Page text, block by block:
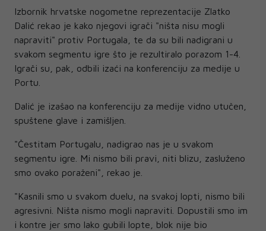
Izbornik hrvatske nogometne reprezentacije Zlatko
Dalić rekao je kako njegovi igrači "ništa nisu mogli
napraviti" protiv Portugala, te da su bili nadigrani u
svakom segmentu igre što je rezultiralo porazom 1-4.
Igrači su, pak, odbili izaći na konferenciju za medije u
Portu.
Dalić je izašao na konferenciju za medije vidno utučen,
spuštene glave i zamišljen.
"Čestitam Portugalu, nadigrao nas je u svakom
segmentu igre. Mi nismo bili pravi, niti blizu, zasluženo
smo ovako poraženi", rekao je.
"Kasnili smo u svakom duelu, na svakoj lopti, nismo bili
agresivni. Ništa nismo mogli napraviti. Dopustili smo im
i kontre jer smo lako gubili lopte, blok nije bio